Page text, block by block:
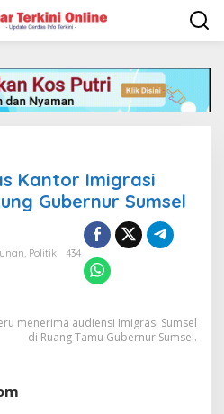
Kantor Imigrasi
Gubernur Sumsel
, Politik
434
menerima audiensi Imigrasi Sumsel
di Ruang Tamu Gubernur Sumsel.